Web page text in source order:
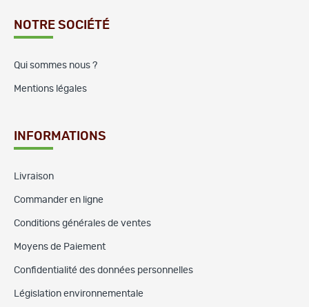
NOTRE SOCIÉTÉ
Qui sommes nous ?
Mentions légales
INFORMATIONS
Livraison
Commander en ligne
Conditions générales de ventes
Moyens de Paiement
Confidentialité des données personnelles
Législation environnementale